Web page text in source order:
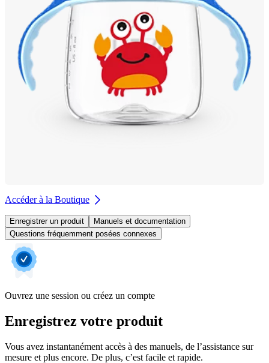
Accéder à la Boutique
Enregistrer un produit
Manuels et documentation
Questions fréquemment posées connexes
Ouvrez une session ou créez un compte
Enregistrez votre produit
Vous avez instantanément accès à des manuels, de l’assistance sur
mesure et plus encore. De plus, c’est facile et rapide.